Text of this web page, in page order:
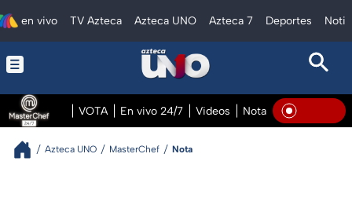
en vivo TV Azteca Azteca UNO Azteca 7 Deportes
VOTA En vivo 24/7 Videos Notas En vivo En
Azteca UNO MasterChef Nota